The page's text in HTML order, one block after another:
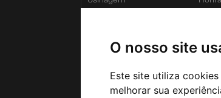
O nosso site
Este site utiliza
melhorar sua